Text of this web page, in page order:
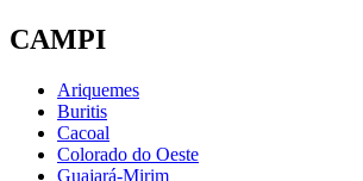
CAMPI
Ariquemes
Buritis
Cacoal
Colorado do Oeste
Guajará-Mirim